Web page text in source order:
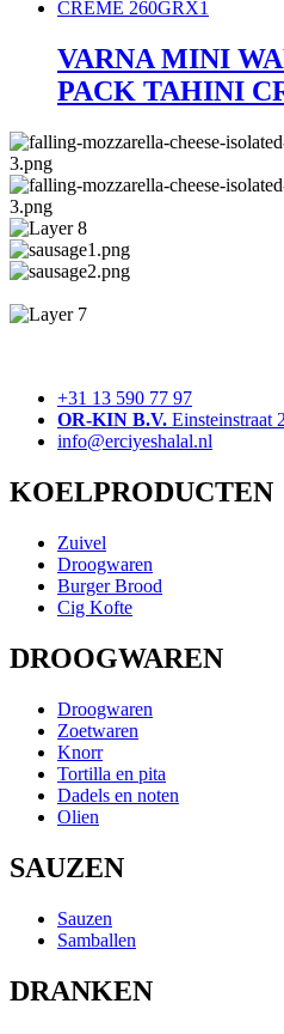
VARNA MINI
PACK TAHINI
+31 13 590 77 97
OR-KIN B.V. Einsteinstraat
info@erciyeshalal.nl
KOELPRODUCTEN
Zuivel
Droogwaren
Burger Brood
Cig Kofte
DROOGWAREN
Droogwaren
Zoetwaren
Knorr
Tortilla en pita
Dadels en noten
Olien
SAUZEN
Sauzen
Samballen
DRANKEN